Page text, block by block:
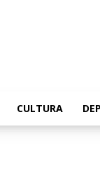
CULTURA